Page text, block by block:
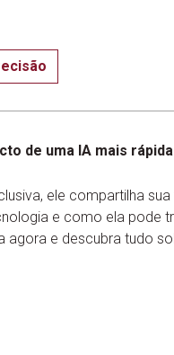
de uma IA mais
ele compartilha
e como ela pode
agora e descubra tudo